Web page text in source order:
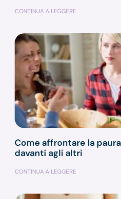
CONTINUA A LEGGERE
Come affrontare la
davanti agli altri
CONTINUA A LEGGERE